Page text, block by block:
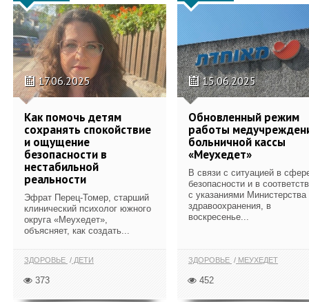
17.06.2025
Как помочь детям
сохранять спокойствие
и ощущение
безопасности в
нестабильной
реальности
Эфрат Перец-Томер, старший
клинический психолог южного
округа «Меухедет»,
объясняет, как создать...
ЗДОРОВЬЕ ДЕТИ
373
15.06.2025
Обновленный режим
работы
больничной кассы
«Меухедет»
В связи с ситуацией в
безопасности и в
с указаниями Министерства
здравоохранения, в
воскресенье...
ЗДОРОВЬЕ МЕУХЕДЕТ
452